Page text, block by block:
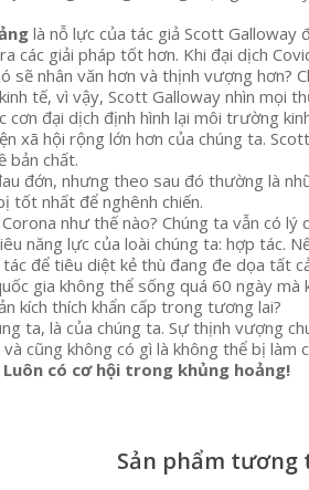
là nỗ lực của tác giả Scott Galloway
các giải pháp tốt hơn. Khi đại dịch
nhân văn hơn và thịnh vượng hơn?
tế, vì vậy, Scott Galloway nhìn mọi
cơn đại dịch định hình lại môi trường
xã hội rộng lớn hơn của chúng ta.
bản chất.
đớn, nhưng theo sau đó thường là
tốt nhất để nghênh chiến.
như thế nào? Chúng ta vẫn có lý
năng lực của loài chúng ta: hợp tác.
để tiêu diệt kẻ thù đang đe dọa tất
gia không thể sống quá 60 ngày
kích thích khẩn cấp trong tương lai?
ta, là của chúng ta. Sự thịnh vượng
cũng không có gì là không thể bị
có cơ hội trong khủng hoảng!
Sản phẩm tương